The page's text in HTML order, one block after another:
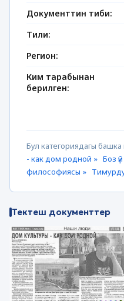
Документтин тиби:
Тили:
Регион:
Ким тарабынан
берилген:
Бул категориядагы
- как дом родной » Боз
философиясы »
Тектеш документтер